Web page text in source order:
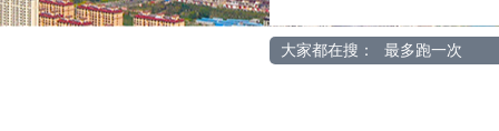
大家都在搜： 最多跑一次